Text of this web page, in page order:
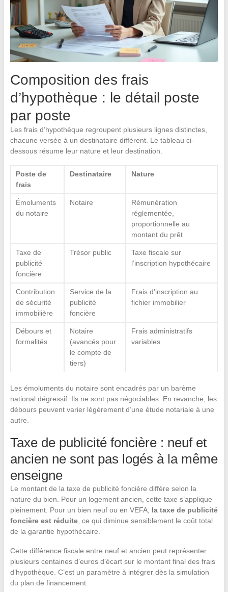
Composition des frais
d’hypothèque : le détail poste
par poste
Les frais d’hypothèque regroupent plusieurs lignes distinctes,
chacune versée à un destinataire différent. Le tableau ci-
dessous résume leur nature et leur destination.
Poste de
frais
Destinataire Nature
Émoluments
du notaire
Notaire
Rémunération
réglementée,
proportionnelle au
montant du prêt
Taxe de
publicité
foncière
Trésor public
Taxe fiscale sur
l’inscription hypothécaire
Contribution
de sécurité
immobilière
Service de la
publicité
foncière
Frais d’inscription au
fichier immobilier
Débours et
formalités
Notaire
(avancés pour
le compte de
tiers)
Frais administratifs
variables
Les émoluments du notaire sont encadrés par un barème
national dégressif. Ils ne sont pas négociables. En revanche, les
débours peuvent varier légèrement d’une étude notariale à une
autre.
Taxe de publicité foncière : neuf et
ancien ne sont pas logés à la même
enseigne
Le montant de la taxe de publicité foncière diffère selon la
nature du bien. Pour un logement ancien, cette taxe s’applique
pleinement. Pour un bien neuf ou en VEFA, la taxe de publicité
foncière est réduite, ce qui diminue sensiblement le coût total
de la garantie hypothécaire.
Cette différence fiscale entre neuf et ancien peut représenter
plusieurs centaines d’euros d’écart sur le montant final des frais
d’hypothèque. C’est un paramètre à intégrer dès la simulation
du plan de financement.